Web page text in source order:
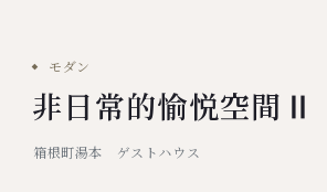
モダン
非日常的愉悦空間Ⅱ
箱根町湯本 ゲストハウス